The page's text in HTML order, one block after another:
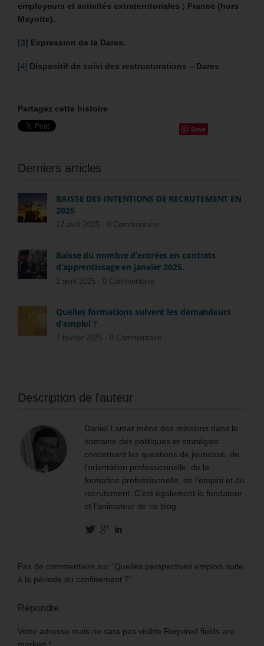
employeurs et activités extraterritoriales ; France (hors
Mayotte).
[3] Expression de la Dares.
[4] Dispositif de suivi des restructurations – Dares
Partagez cette histoire
Save
Derniers articles
BAISSE DES INTENTIONS DE RECRUTEMENT EN
2025
12 avril 2025 - 0 Commentaire
Baisse du nombre d’entrées en contrats
d’apprentissage en janvier 2025.
2 avril 2025 - 0 Commentaire
Quelles formations suivent les demandeurs
d’emploi ?
7 février 2025 - 0 Commentaire
Description de l'auteur
Daniel Lamar mène des missions dans le
domaine des politiques et stratégies
concernant les questions de jeunesse, de
l’orientation professionnelle, de la
formation professionnelle, de l’emploi et du
recrutement. C'est également le fondateur
et l'animateur de ce blog.
Pas de commentaire sur “Quelles perspectives emplois suite
à la période du confinement ?”
Répondre
Votre adresse mais ne sara pas visible Required fields are
marked *